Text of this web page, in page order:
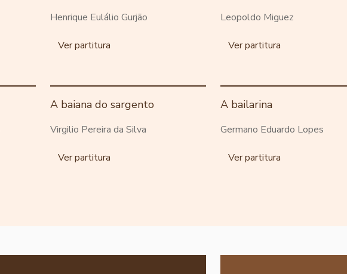
Henrique Eulálio Gurjão
Ver partitura
Leopoldo Miguez
Ver partitura
A baiana do sargento
Virgilio Pereira da Silva
Ver partitura
A bailarina
Germano Eduardo Lopes
Ver partitura